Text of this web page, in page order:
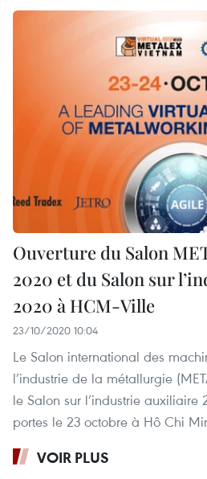
Ouverture du Salon
2020 et du Salon sur
2020 à HCM-Ville
23/10/2020 10:04
Le Salon international des
l’industrie de la métallurgie
le Salon sur l’industrie auxiliaire
portes le 23 octobre à Hô Chi
VOIR PLUS